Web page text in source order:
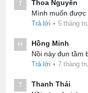
T
Thoa Nguyễn
Mình muốn được
Trả lời • 5 tháng
H
Hồng Minh
Nồi này đun tầm
Trả lời • 7 tháng
T
Thanh Thái